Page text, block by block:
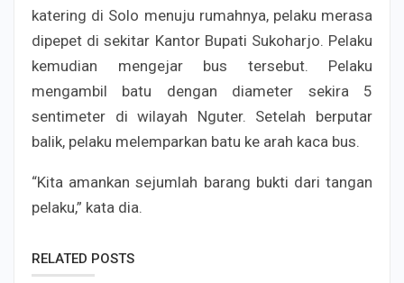
katering di Solo menuju rumahnya, pelaku merasa
dipepet di sekitar Kantor Bupati Sukoharjo. Pelaku
kemudian mengejar bus tersebut. Pelaku
mengambil batu dengan diameter sekira 5
sentimeter di wilayah Nguter. Setelah berputar
balik, pelaku melemparkan batu ke arah kaca bus.
“Kita amankan sejumlah barang bukti dari tangan
pelaku,” kata dia.
RELATED POSTS